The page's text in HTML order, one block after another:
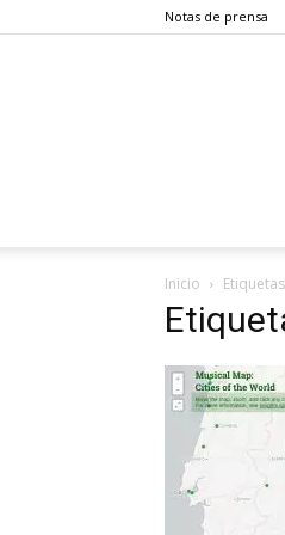
Notas de prensa
Inicio Etiquetas